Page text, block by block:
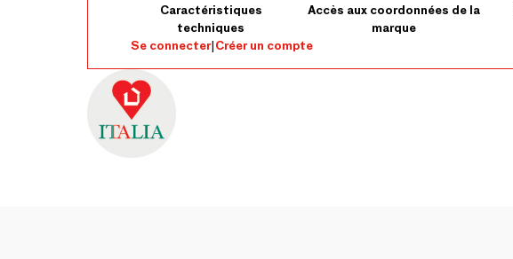
Caractéristiques
techniques
Accès aux coordonnées de la
marque
Se connecter|Créer un compte